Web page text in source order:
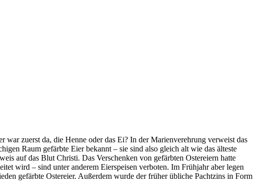
zuerst da, die Henne oder das Ei? In der Marienverehrung verweist das
Raum gefärbte Eier bekannt – sie sind also gleich alt wie das älteste
auf das Blut Christi. Das Verschenken von gefärbten Ostereiern hatte
wird – sind unter anderem Eierspeisen verboten. Im Frühjahr aber legen
gefärbte Ostereier. Außerdem wurde der früher übliche Pachtzins in Form